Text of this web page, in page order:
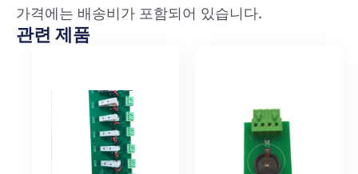
가격에는 배송비가 포함되어 있습니다.
관련 제품